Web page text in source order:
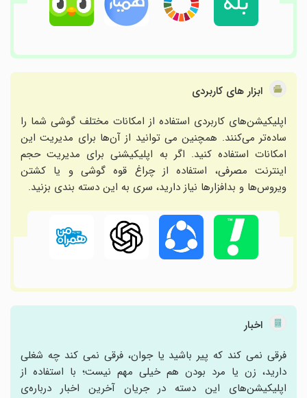
ابزار های کاربردی
اپلیکیشن‌های کاربردی استفاده از امکانات مختلف گوشی شما را
ساده‌تر می‌کنند. همچنین می توانید از آن‌ها برای مدیریت این
امکانات استفاده کنید. اگر به اپلیکیشنی برای مدیریت حجم
اینترنت مصرفی، استفاده از چراغ قوه گوشی و یا کشتن
ویروس‌ها و بدافزارها نیاز دارید، سری به این دسته بندی بزنید.
اخبار
فرقی نمی کند که پیر باشید یا جوان، فرقی نمی کند چه شغلی
دارید، زن یا مرد بودن هم خیلی مهم نیست؛ با استفاده از
اپلیکیشن‌های این دسته در جریان آخرین اخبار درباره‌ی